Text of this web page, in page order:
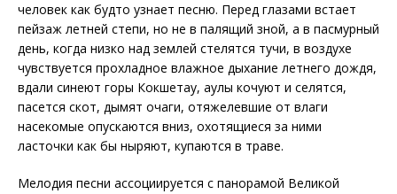
человек как будто узнает песню. Перед глазами встает
пейзаж летней степи, но не в палящий зной, а в пасмурный
день, когда низко над землей стелятся тучи, в воздухе
чувствуется прохладное влажное дыхание летнего дождя,
вдали синеют горы Кокшетау, аулы кочуют и селятся,
пасется скот, дымят очаги, отяжелевшие от влаги
насекомые опускаются вниз, охотящиеся за ними
ласточки как бы ныряют, купаются в траве.
Мелодия песни ассоциируется с панорамой Великой